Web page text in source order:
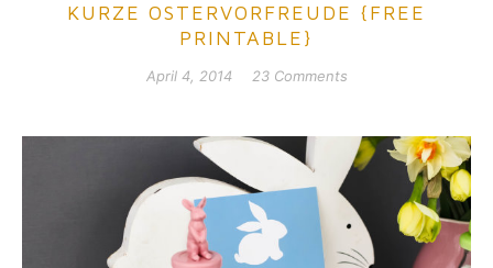
KURZE OSTERVORFREUDE {FREE
PRINTABLE}
April 4, 2014 23 Comments